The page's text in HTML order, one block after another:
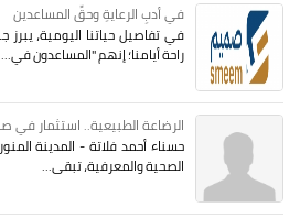
في أدبِ الرعايةِ وحقِّ المساعدين
في تفاصيل حياتنا اليومية،
راحة أيامنا؛ إنهم "المساعدون في...
الرضاعة الطبيعية.. استثمار في
حسناء أحمد فلاتة - المدينة
الصحية والمعرفية، تبقى...